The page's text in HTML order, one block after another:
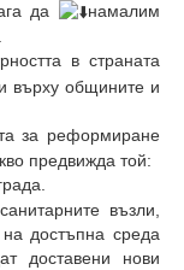
да
намалим
в страната
върху общините и
за реформиране
предвижда той:
възли,
достъпна среда
доставени нови